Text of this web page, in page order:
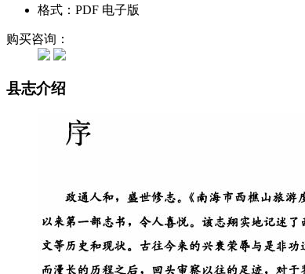
格式：PDF 电子版
购买咨询：
县志介绍